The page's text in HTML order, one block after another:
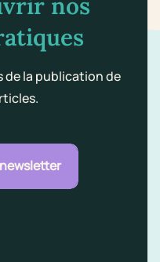
de la publication de